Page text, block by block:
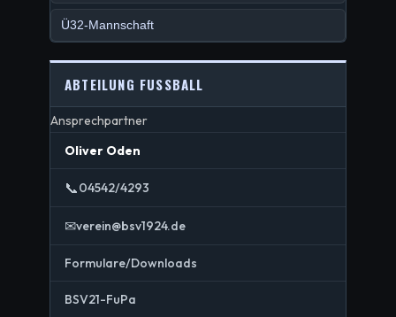
Ü32-Mannschaft
ABTEILUNG FUSSBALL
Ansprechpartner
Oliver Oden
📞04542/4293
✉verein@bsv1924.de
Formulare/Downloads
BSV21-FuPa